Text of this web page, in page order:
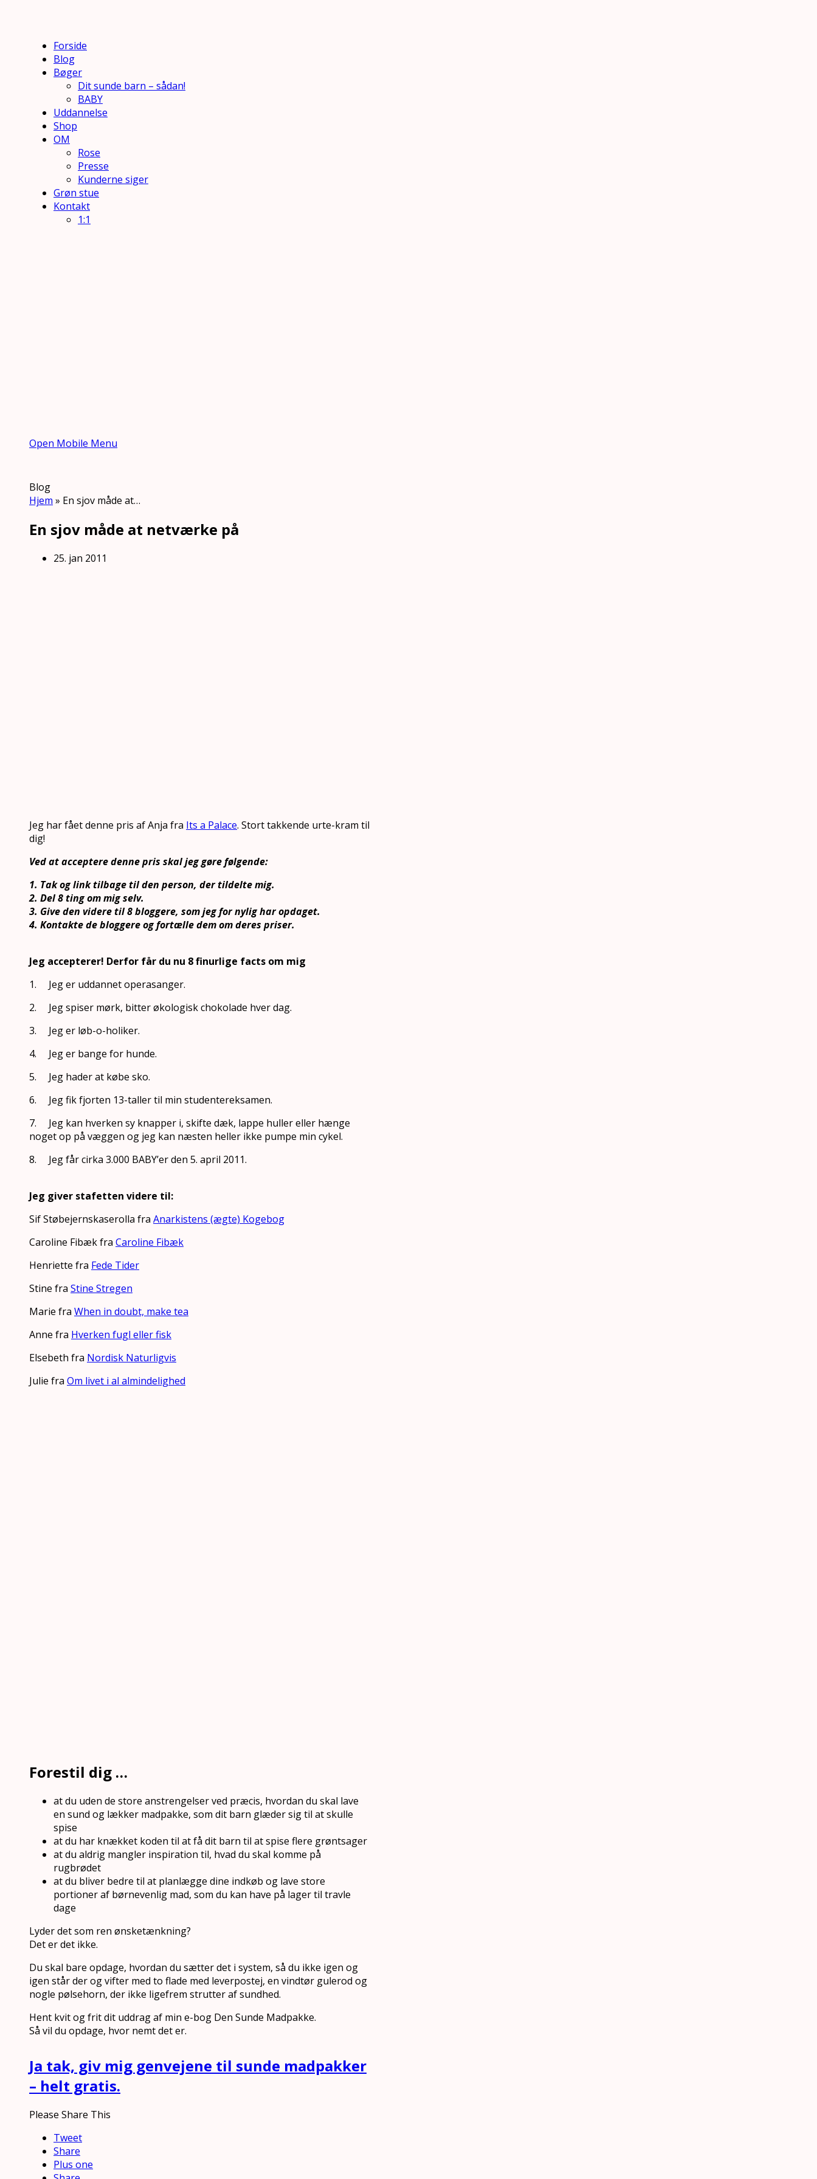
Forside
Blog
Bøger
Dit sunde barn – sådan!
BABY
Uddannelse
Shop
OM
Rose
Presse
Kunderne siger
Grøn stue
Kontakt
1:1
Open Mobile Menu
Blog
Hjem » En sjov måde at…
En sjov måde at netværke på
25. jan 2011
Jeg har fået denne pris af Anja fra Its a Palace. Stort takkende urte-kram til
dig!
Ved at acceptere denne pris skal jeg gøre følgende:
1. Tak og link tilbage til den person, der tildelte mig.
2. Del 8 ting om mig selv.
3. Give den videre til 8 bloggere, som jeg for nylig har opdaget.
4. Kontakte de bloggere og fortælle dem om deres priser.
Jeg accepterer! Derfor får du nu 8 finurlige facts om mig
1. Jeg er uddannet operasanger.
2. Jeg spiser mørk, bitter økologisk chokolade hver dag.
3. Jeg er løb-o-holiker.
4. Jeg er bange for hunde.
5. Jeg hader at købe sko.
6. Jeg fik fjorten 13-taller til min studentereksamen.
7. Jeg kan hverken sy knapper i, skifte dæk, lappe huller eller hænge
noget op på væggen og jeg kan næsten heller ikke pumpe min cykel.
8. Jeg får cirka 3.000 BABY’er den 5. april 2011.
Jeg giver stafetten videre til:
Sif Støbejernskaserolla fra Anarkistens (ægte) Kogebog
Caroline Fibæk fra Caroline Fibæk
Henriette fra Fede Tider
Stine fra Stine Stregen
Marie fra When in doubt, make tea
Anne fra Hverken fugl eller fisk
Elsebeth fra Nordisk Naturligvis
Julie fra Om livet i al almindelighed
Forestil dig …
at du uden de store anstrengelser ved præcis, hvordan du skal lave
en sund og lækker madpakke, som dit barn glæder sig til at skulle
spise
at du har knækket koden til at få dit barn til at spise flere grøntsager
at du aldrig mangler inspiration til, hvad du skal komme på
rugbrødet
at du bliver bedre til at planlægge dine indkøb og lave store
portioner af børnevenlig mad, som du kan have på lager til travle
dage
Lyder det som ren ønsketænkning?
Det er det ikke.
Du skal bare opdage, hvordan du sætter det i system, så du ikke igen og
igen står der og vifter med to flade med leverpostej, en vindtør gulerod og
nogle pølsehorn, der ikke ligefrem strutter af sundhed.
Hent kvit og frit dit uddrag af min e-bog Den Sunde Madpakke.
Så vil du opdage, hvor nemt det er.
Ja tak, giv mig genvejene til sunde madpakker
– helt gratis.
Please Share This
Tweet
Share
Plus one